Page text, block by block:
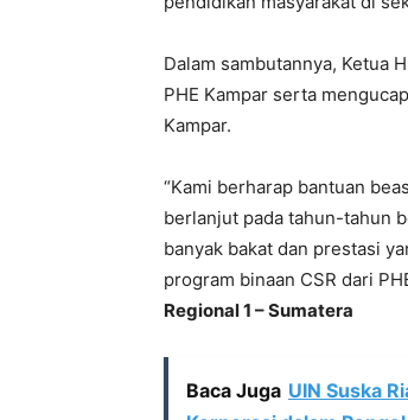
Dalam sambutannya, Ketua
PHE Kampar serta
Kampar.
“Kami berharap bantuan
berlanjut pada tahun-tahun
banyak bakat dan prestasi
program binaan CSR dari
Regional 1 – Sumatera
Baca Juga UIN Suska